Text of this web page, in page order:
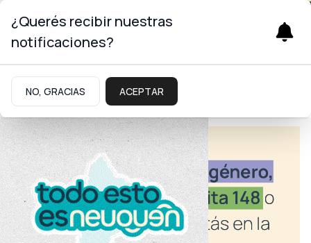
¿Querés recibir nuestras
notificaciones?
NO, GRACIAS ACEPTAR